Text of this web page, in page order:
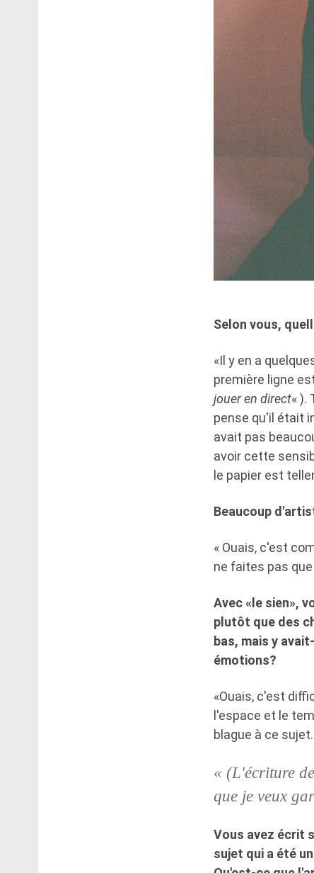
Selon vous,
«Il y en a
première ligne
jouer en direct« ).
pense qu'il était
avait pas
avoir cette
le papier est
Beaucoup
« Ouais, c'est
ne faites pas
Avec «le sien»,
plutôt que des
bas, mais y
émotions?
«Ouais, c'est
l'espace et le
blague à ce
« (L'écriture
que je veux
Vous avez écrit
sujet qui a été